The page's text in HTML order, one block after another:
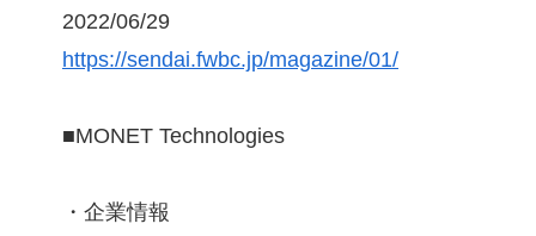
2022/06/29
https://sendai.fwbc.jp/magazine/01/
■MONET Technologies
・企業情報